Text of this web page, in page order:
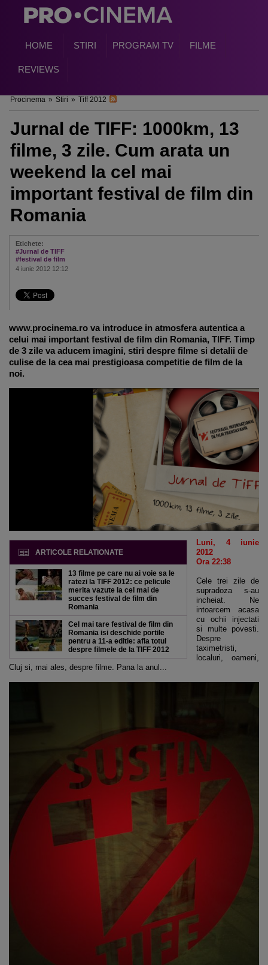
HOME STIRI PROGRAM TV FILME
REVIEWS
Procinema » Stiri » Tiff 2012
Jurnal de TIFF: 1000km, 13
filme, 3 zile. Cum arata un
weekend la cel mai
important festival de film din
Romania
Etichete:
#Jurnal de TIFF
#festival de film
4 iunie 2012 12:12
www.procinema.ro va introduce in atmosfera autentica a
celui mai important festival de film din Romania, TIFF. Timp
de 3 zile va aducem imagini, stiri despre filme si detalii de
culise de la cea mai prestigioasa competitie de film de la
noi.
ARTICOLE RELATIONATE
13 filme pe care nu ai voie sa le
ratezi la TIFF 2012: ce pelicule
merita vazute la cel mai de
succes festival de film din
Romania
Cel mai tare festival de film din
Romania isi deschide portile
pentru a 11-a editie: afla totul
despre filmele de la TIFF 2012
Luni, 4 iunie
2012
Ora 22:38
Cele trei zile de
supradoza s-au
incheiat. Ne
intoarcem acasa
cu ochii injectati
si multe povesti.
Despre
taximetristi,
localuri, oameni,
Cluj si, mai ales, despre filme. Pana la anul...